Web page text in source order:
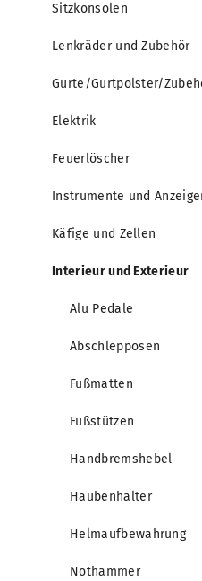
Sitzkonsolen
Lenkräder und Zubehör
Gurte/Gurtpolster/
Elektrik
Feuerlöscher
Instrumente und
Käfige und Zellen
Interieur und Exterieur
Alu Pedale
Abschleppösen
Fußmatten
Fußstützen
Handbremshebel
Haubenhalter
Helmaufbewahrung
Nothammer